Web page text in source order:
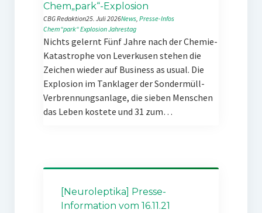
Chem„park“-Explosion
CBG Redaktion25. Juli 2026News, Presse-Infos
Chem“park“ExplosionJahrestag
Nichts gelernt Fünf Jahre nach der Chemie-
Katastrophe von Leverkusen stehen die
Zeichen wieder auf Business as usual. Die
Explosion im Tanklager der Sondermüll-
Verbrennungsanlage, die sieben Menschen
das Leben kostete und 31 zum…
[Neuroleptika] Presse-
Information vom 16.11.21